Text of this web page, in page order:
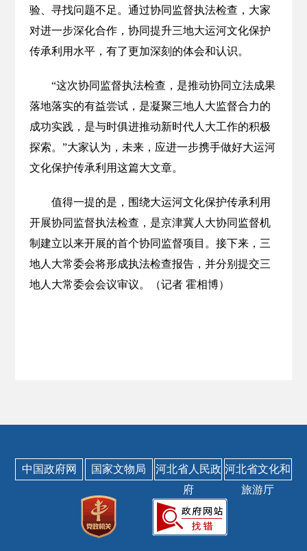
验、寻找问题不足。通过协同监督执法检查，大家
对进一步深化合作，协同提升三地大运河文化保护
传承利用水平，有了更加深刻的体会和认识。
“这次协同监督执法检查，是推动协同立法成果
落地落实的有益尝试，是凝聚三地人大监督合力的
成功实践，是与时俱进推动新时代人大工作的积极
探索。”大家认为，未来，应进一步携手做好大运河
文化保护传承利用这篇大文章。
值得一提的是，围绕大运河文化保护传承利用
开展协同监督执法检查，是京津冀人大协同监督机
制建立以来开展的首个协同监督项目。接下来，三
地人大常委会将形成执法检查报告，并分别提交三
地人大常委会会议审议。（记者 霍相博）
中国政府网 国家文物局
河北省人民政
府
河北省文化和
旅游厅